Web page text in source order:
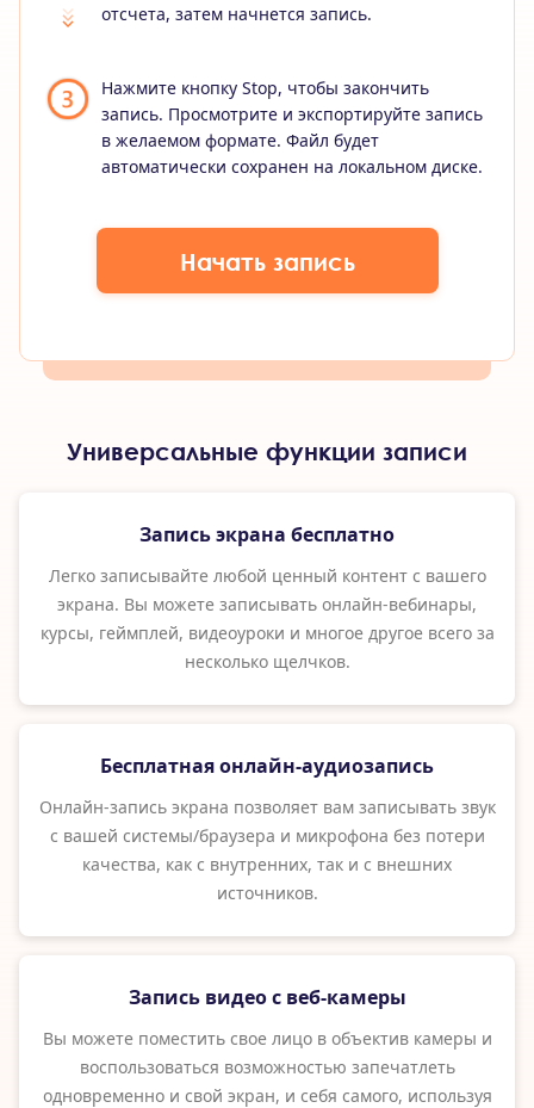
отсчета, затем начнется запись.
Нажмите кнопку Stop, чтобы закончить
запись. Просмотрите и экспортируйте запись
в желаемом формате. Файл будет
автоматически сохранен на локальном диске.
Начать запись
Универсальные функции записи
Запись экрана бесплатно
Легко записывайте любой ценный контент с вашего
экрана. Вы можете записывать онлайн-вебинары,
курсы, геймплей, видеоуроки и многое другое всего за
несколько щелчков.
Бесплатная онлайн-аудиозапись
Онлайн-запись экрана позволяет вам записывать звук
с вашей системы/браузера и микрофона без потери
качества, как с внутренних, так и с внешних
источников.
Запись видео с веб-камеры
Вы можете поместить свое лицо в объектив камеры и
воспользоваться возможностью запечатлеть
одновременно и свой экран, и себя самого, используя